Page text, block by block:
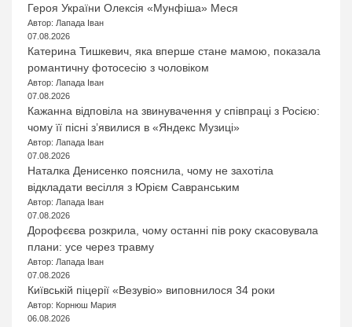
Героя України Олексія «Мунфіша» Меся
Автор: Лапада Іван
07.08.2026
Катерина Тишкевич, яка вперше стане мамою, показала
романтичну фотосесію з чоловіком
Автор: Лапада Іван
07.08.2026
Кажанна відповіла на звинувачення у співпраці з Росією:
чому її пісні з’явилися в «Яндекс Музиці»
Автор: Лапада Іван
07.08.2026
Наталка Денисенко пояснила, чому не захотіла
відкладати весілля з Юрієм Савранським
Автор: Лапада Іван
07.08.2026
Дорофєєва розкрила, чому останні пів року скасовувала
плани: усе через травму
Автор: Лапада Іван
07.08.2026
Київській піцерії «Везувіо» виповнилося 34 роки
Автор: Корнюш Мария
06.08.2026